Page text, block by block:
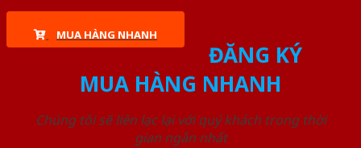
MUA HÀNG NHANH
ĐĂNG KÝ
MUA HÀNG NHANH
Chúng tôi sẽ liên lạc lại với quý khách trong thời
gian ngắn nhất